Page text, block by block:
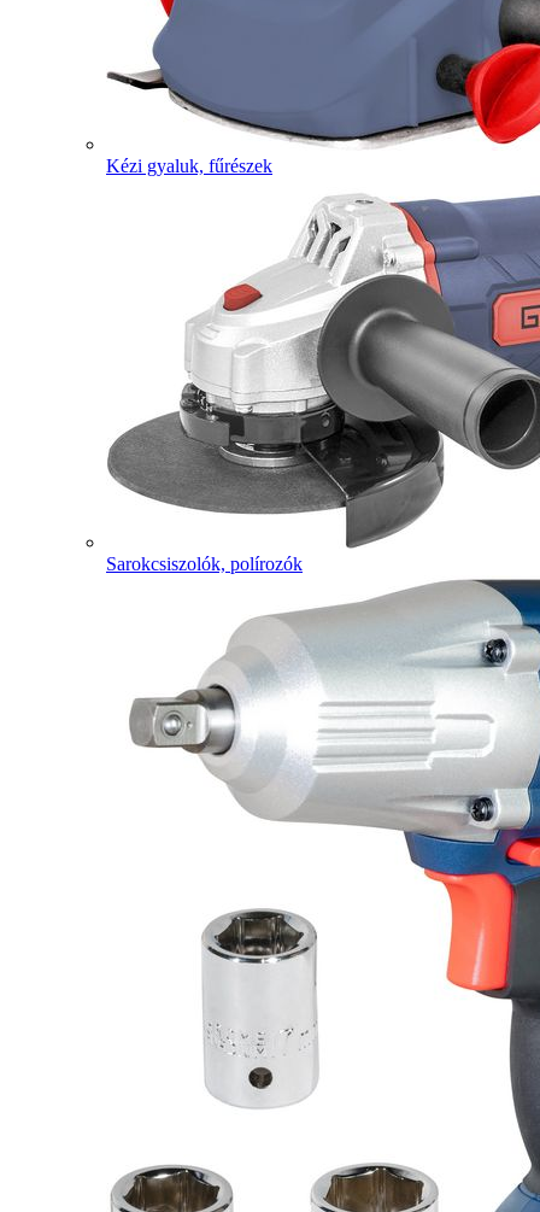
Kézi gyaluk, fűrészek
Sarokcsiszolók, polírozók